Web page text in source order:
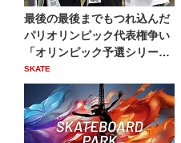
最後の最後までもつれ込んだ
パリオリンピック代表権争い
「オリンピック予選シリーズ
(...
SKATE